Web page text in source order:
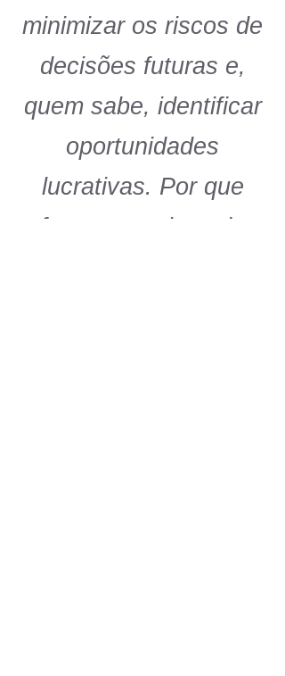
minimizar os riscos de
decisões futuras e,
quem sabe, identificar
oportunidades
lucrativas. Por que
fazer pesquisas de